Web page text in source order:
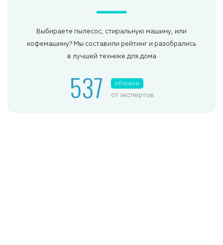
Выбираете пылесос, стиральную машину, или
кофемашину? Мы составили рейтинг и разобрались
в лучшей технике для дома
537 обзоров
от экспертов